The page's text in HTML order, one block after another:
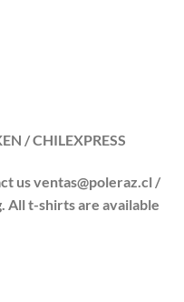
/ CHILEXPRESS
us ventas@poleraz.cl /
All t-shirts are available